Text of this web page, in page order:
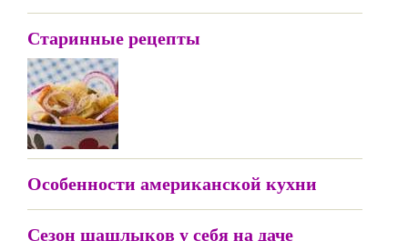
Старинные рецепты
Особенности американской кухни
Сезон шашлыков у себя на даче